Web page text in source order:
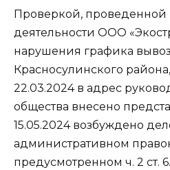
Проверкой, проведенной
деятельности ООО
нарушения графика
Красносулинского
22.03.2024 в адрес
общества внесено
15.05.2024 возбуждено
административном
предусмотренном ч. 2 ст.